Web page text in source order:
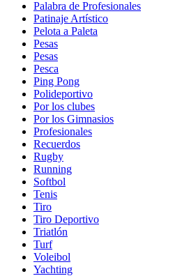
Palabra de Profesionales
Patinaje Artístico
Pelota a Paleta
Pesas
Pesas
Pesca
Ping Pong
Polideportivo
Por los clubes
Por los Gimnasios
Profesionales
Recuerdos
Rugby
Running
Softbol
Tenis
Tiro
Tiro Deportivo
Triatlón
Turf
Voleibol
Yachting